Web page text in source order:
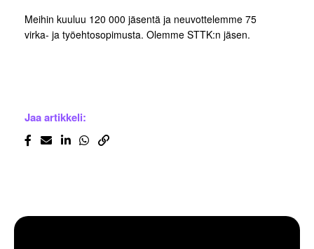
Meihin kuuluu 120 000 jäsentä ja neuvottelemme 75
virka- ja työehtosopimusta. Olemme STTK:n jäsen.
Jaa artikkeli: